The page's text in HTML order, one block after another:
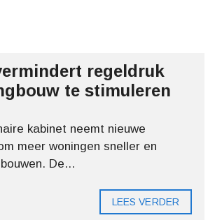
regeldruk
te stimuleren
kabinet neemt nieuwe
meer woningen sneller en
De...
LEES VERDER